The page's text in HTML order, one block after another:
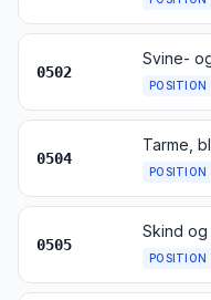
0502
POSITION
0504
POSITION
0505
POSITION